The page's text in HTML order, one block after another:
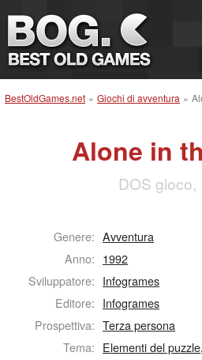
BestOldGames.net » Giochi di avventura »
Alone in
DOS gioco,
Genere: Avventura
Anno: 1992
Sviluppatore: Infogrames
Editore: Infogrames
Prospettiva: Terza persona
Tema: Elementi del puzzle